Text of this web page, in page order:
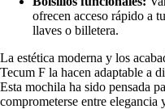
ofrecen acceso rápido a
llaves o billetera.
La estética moderna y los
Tecum F la hacen adaptable a
Esta mochila ha sido pensada
comprometerse entre elegancia